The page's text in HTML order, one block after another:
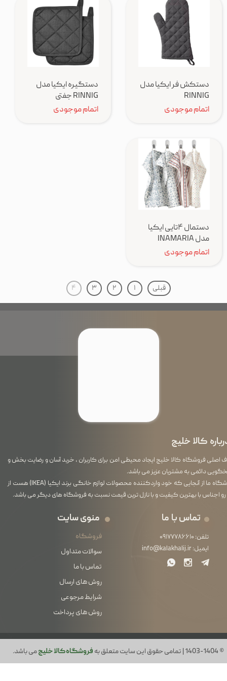
دستکش فر ایکیا مدل
RINNIG
اتمام موجودی
دستگیره ایکیا مدل
RINNIG جفتی
اتمام موجودی
دستمال ۴تایی ایکیا
مدل INAMARIA
اتمام موجودی
قبلی ۱ ۲ ۳ ۴
© 1403-1404 | تمامی حقوق این سایت متعلق به فروشگاه کالا خلیجمی باشد.
کالا خلیج
اصلی فروشگاه کالا خلیج ایجاد محیطی امن برای کاربران ، خرید آسان و رضایت بخش و
دائمی به مشتریان عزیز می باشد.
فروشگاه ما از آنجایی که خود واردکننده محصولات لوازم خانگی برند ایکیا (IKEA) هست از
رو اجناس با بهترین کیفیت و با نازل ترین قیمت نسبت به فروشگاه های دیگر می باشد.
منوی سایت
فروشگاه
سوالات متداول
تماس با ما
روش های ارسال
شرایط مرجوعی
روش های پرداخت
تماس با ما
تلفن: ۰۹۱۷۷۷۸۶۶۱۰
ایمیل:info@kalakhalij.ir